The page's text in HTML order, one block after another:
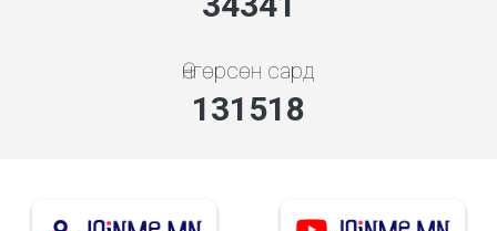
Өнгөрсөн сард
140912